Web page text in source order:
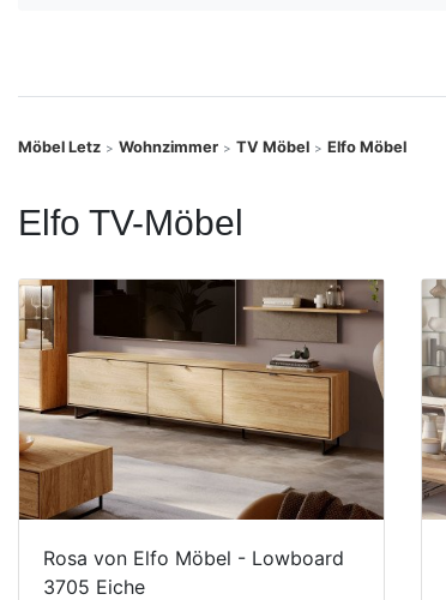
Möbel Letz > Wohnzimmer > TV Möbel > Elfo Möbel
Elfo TV-Möbel
Rosa von Elfo Möbel - Lowboard
3705 Eiche
Finanzierung
Letz-